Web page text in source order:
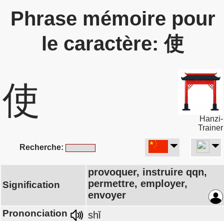
Phrase mémoire pour
le caractère: 使
使
Hanzi-
Trainer
Recherche:
Signification
provoquer, instruire qqn,
permettre, employer,
envoyer
Prononciation shǐ